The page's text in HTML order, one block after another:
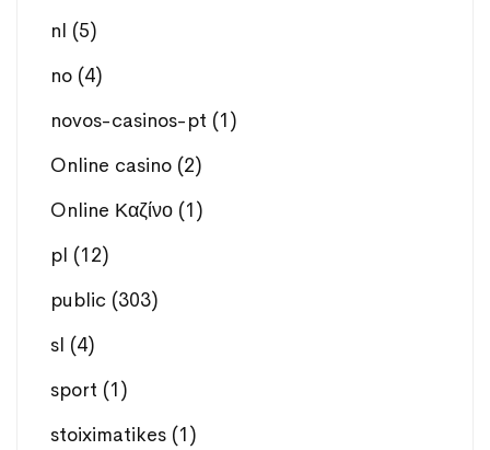
nl (5)
no (4)
novos-casinos-pt (1)
Online casino (2)
Online Καζίνο (1)
pl (12)
public (303)
sl (4)
sport (1)
stoiximatikes (1)